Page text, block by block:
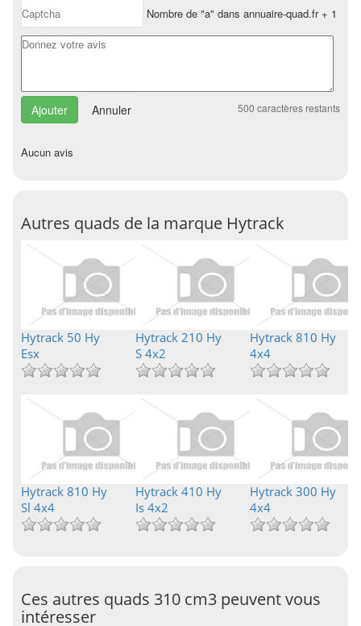
Nombre de "a" dans annuaire-quad.fr + 1
Annuler 500 caractères restants
Aucun avis
Autres quads de la marque Hytrack
Hytrack 50 Hy
Esx
Hytrack 210 Hy
S 4x2
Hytrack 810 Hy
4x4
Hytrack 810 Hy
Sl 4x4
Hytrack 410 Hy
Is 4x2
Hytrack 300 Hy
4x4
Ces autres quads 310 cm3 peuvent vous
intéresser